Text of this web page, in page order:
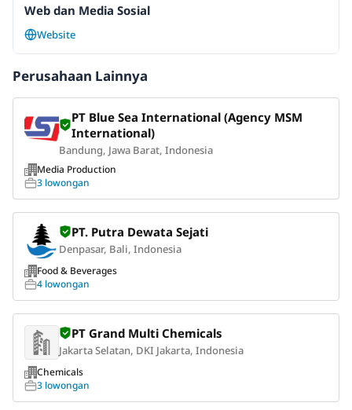
Web dan Media Sosial
Website
Perusahaan Lainnya
PT Blue Sea International (Agency MSM
International)
Bandung, Jawa Barat, Indonesia
Media Production
3 lowongan
PT. Putra Dewata Sejati
Denpasar, Bali, Indonesia
Food & Beverages
4 lowongan
PT Grand Multi Chemicals
Jakarta Selatan, DKI Jakarta, Indonesia
Chemicals
3 lowongan